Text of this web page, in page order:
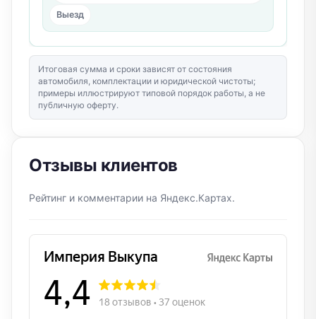
Выезд
Итоговая сумма и сроки зависят от состояния
автомобиля, комплектации и юридической чистоты;
примеры иллюстрируют типовой порядок работы, а не
публичную оферту.
Отзывы клиентов
Рейтинг и комментарии на Яндекс.Картах.